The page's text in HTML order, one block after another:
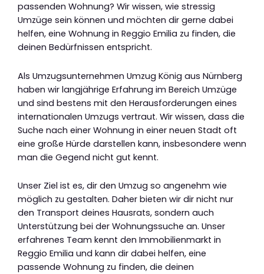
passenden Wohnung? Wir wissen, wie stressig
Umzüge sein können und möchten dir gerne dabei
helfen, eine Wohnung in Reggio Emilia zu finden, die
deinen Bedürfnissen entspricht.
Als Umzugsunternehmen Umzug König aus Nürnberg
haben wir langjährige Erfahrung im Bereich Umzüge
und sind bestens mit den Herausforderungen eines
internationalen Umzugs vertraut. Wir wissen, dass die
Suche nach einer Wohnung in einer neuen Stadt oft
eine große Hürde darstellen kann, insbesondere wenn
man die Gegend nicht gut kennt.
Unser Ziel ist es, dir den Umzug so angenehm wie
möglich zu gestalten. Daher bieten wir dir nicht nur
den Transport deines Hausrats, sondern auch
Unterstützung bei der Wohnungssuche an. Unser
erfahrenes Team kennt den Immobilienmarkt in
Reggio Emilia und kann dir dabei helfen, eine
passende Wohnung zu finden, die deinen